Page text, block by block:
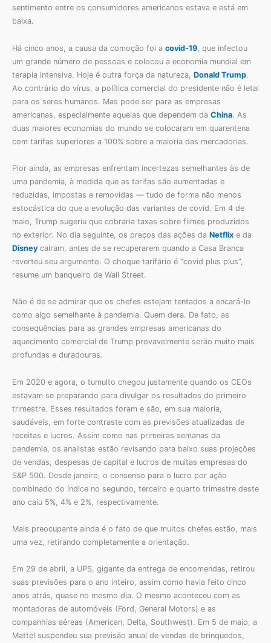
sentimento entre os consumidores americanos estava e está em
baixa.
Há cinco anos, a causa da comoção foi a covid-19 , que infectou
um grande número de pessoas e colocou a economia mundial em
terapia intensiva. Hoje é outra força da natureza, Donald Trump.
Ao contrário do vírus, a política comercial do presidente não é letal
para os seres humanos. Mas pode ser para as empresas
americanas, especialmente aquelas que dependem da China. As
duas maiores economias do mundo se colocaram em quarentena
com tarifas superiores a 100% sobre a maioria das mercadorias.
Pior ainda, as empresas enfrentam incertezas semelhantes às de
uma pandemia, à medida que as tarifas são aumentadas e
reduzidas, impostas e removidas — tudo de forma não menos
estocástica do que a evolução das variantes de covid. Em 4 de
maio, Trump sugeriu que cobraria taxas sobre filmes produzidos
no exterior. No dia seguinte, os preços das ações da Netflix e da
Disney caíram, antes de se recuperarem quando a Casa Branca
reverteu seu argumento. O choque tarifário é “covid plus plus”,
resume um banqueiro de Wall Street.
Não é de se admirar que os chefes estejam tentados a encará-lo
como algo semelhante à pandemia. Quem dera. De fato, as
consequências para as grandes empresas americanas do
aquecimento comercial de Trump provavelmente serão muito mais
profundas e duradouras.
Em 2020 e agora, o tumulto chegou justamente quando os CEOs
estavam se preparando para divulgar os resultados do primeiro
trimestre. Esses resultados foram e são, em sua maioria,
saudáveis, em forte contraste com as previsões atualizadas de
receitas e lucros. Assim como nas primeiras semanas da
pandemia, os analistas estão revisando para baixo suas projeções
de vendas, despesas de capital e lucros de muitas empresas do
S&P 500. Desde janeiro, o consenso para o lucro por ação
combinado do índice no segundo, terceiro e quarto trimestre deste
ano caiu 5%, 4% e 2%, respectivamente.
Mais preocupante ainda é o fato de que muitos chefes estão, mais
uma vez, retirando completamente a orientação.
Em 29 de abril, a UPS, gigante da entrega de encomendas, retirou
suas previsões para o ano inteiro, assim como havia feito cinco
anos atrás, quase no mesmo dia. O mesmo aconteceu com as
montadoras de automóveis (Ford, General Motors) e as
companhias aéreas (American, Delta, Southwest). Em 5 de maio, a
Mattel suspendeu sua previsão anual de vendas de brinquedos,